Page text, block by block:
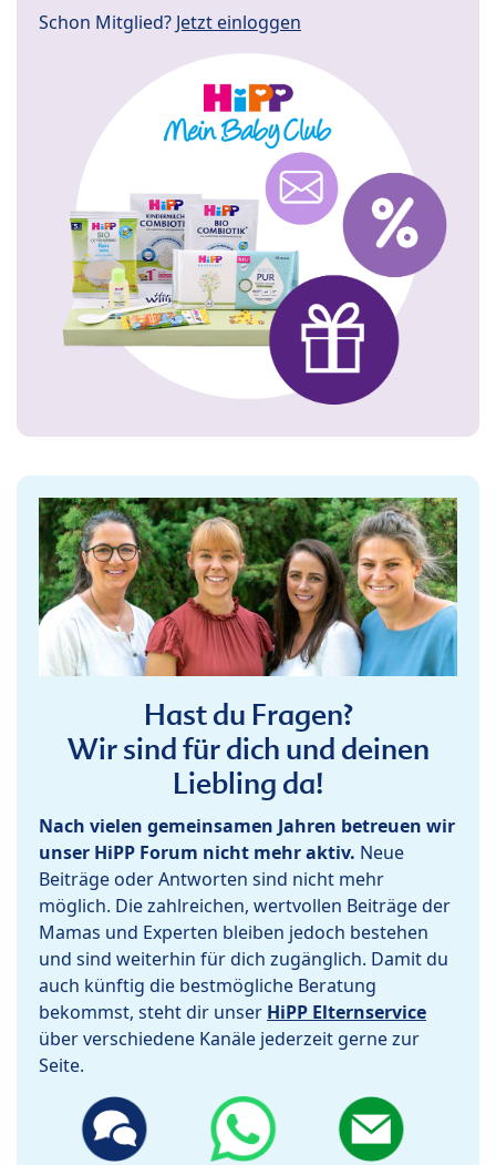
Schon Mitglied? Jetzt einloggen
Hast du Fragen?
Wir sind für dich und deinen
Liebling da!
Nach vielen gemeinsamen Jahren betreuen wir
unser HiPP Forum nicht mehr aktiv. Neue
Beiträge oder Antworten sind nicht mehr
möglich. Die zahlreichen, wertvollen Beiträge der
Mamas und Experten bleiben jedoch bestehen
und sind weiterhin für dich zugänglich. Damit du
auch künftig die bestmögliche Beratung
bekommst, steht dir unser HiPP Elternservice
über verschiedene Kanäle jederzeit gerne zur
Seite.